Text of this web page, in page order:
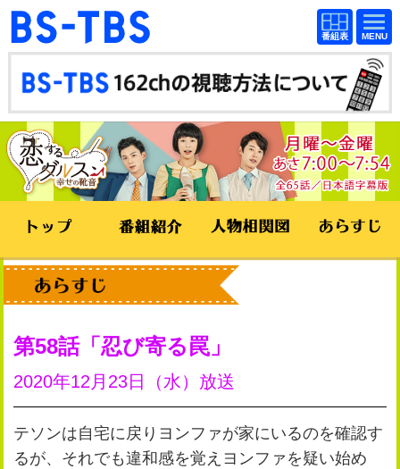
BS-TBS
番組
表
BS-TBS
番組
表
ドラマ 映画
紀行 報道
教養 スポーツ
音楽 エンタメ
アニメ ファンクラブ
視聴方法
イベント ショッピング
公式SNS プレゼント
ご意見・ご感想 会社情報
第58話 忍び寄る罠
2020年12月23日（水）放送
テソンは自宅に戻りヨンファが家にいるのを確認す
るが、それでも違和感を覚えヨンファを疑い始め